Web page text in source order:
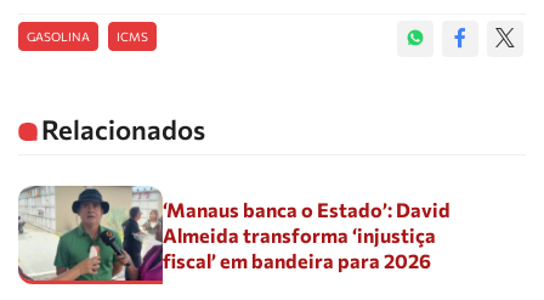
GASOLINA ICMS
Relacionados
‘Manaus banca o Estado’: David
Almeida transforma ‘injustiça
fiscal’ em bandeira para 2026